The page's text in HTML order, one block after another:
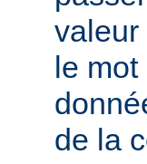
valeur
le
de la